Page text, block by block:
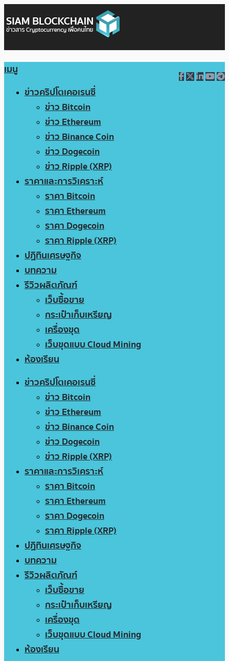
เมนู
ข่าวคริปโตเคอเรนซี่
ข่าว Bitcoin
ข่าว Ethereum
ข่าว Binance Coin
ข่าว Dogecoin
ข่าว Ripple (XRP)
ราคาและการวิเคราะห์
ราคา Bitcoin
ราคา Ethereum
ราคา Dogecoin
ราคา Ripple (XRP)
ปฏิทินเศรษฐกิจ
บทความ
รีวิวผลิตภัณฑ์
เว็บซื้อขาย
กระเป๋าเก็บเหรียญ
เครื่องขุด
เว็บขุดแบบ Cloud Mining
ห้องเรียน
ข่าวคริปโตเคอเรนซี่
ข่าว Bitcoin
ข่าว Ethereum
ข่าว Binance Coin
ข่าว Dogecoin
ข่าว Ripple (XRP)
ราคาและการวิเคราะห์
ราคา Bitcoin
ราคา Ethereum
ราคา Dogecoin
ราคา Ripple (XRP)
ปฏิทินเศรษฐกิจ
บทความ
รีวิวผลิตภัณฑ์
เว็บซื้อขาย
กระเป๋าเก็บเหรียญ
เครื่องขุด
เว็บขุดแบบ Cloud Mining
ห้องเรียน